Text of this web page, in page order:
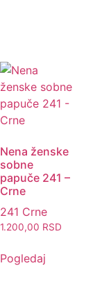
Nena ženske
sobne
papuče 241 –
Crne
241 Crne
1.200,00 RSD
Pogledaj